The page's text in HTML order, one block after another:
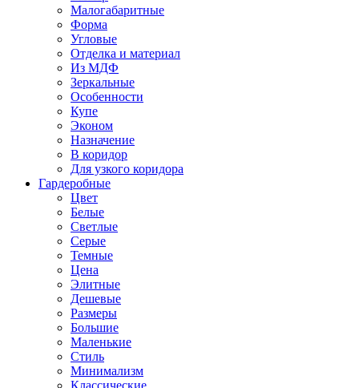
Малогабаритные
Форма
Угловые
Отделка и материал
Из МДФ
Зеркальные
Особенности
Купе
Эконом
Назначение
В коридор
Для узкого коридора
Гардеробные
Цвет
Белые
Светлые
Серые
Темные
Цена
Элитные
Дешевые
Размеры
Большие
Маленькие
Стиль
Минимализм
Классические